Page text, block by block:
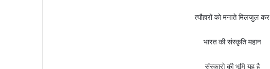
त्यौहारों को मनाते मिलजुल कर
भारत की संस्कृति महान
संस्कारो की भूमि यह है